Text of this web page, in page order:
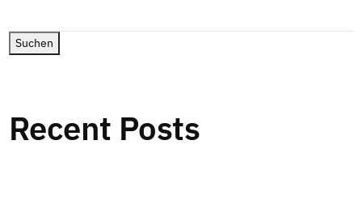
Suchen
Recent Posts